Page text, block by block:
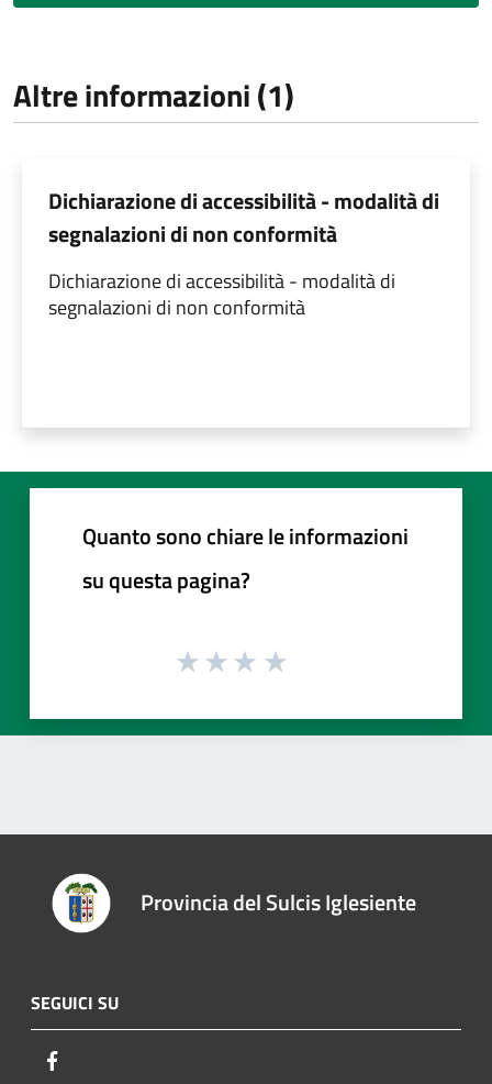
Altre informazioni (1)
Dichiarazione di accessibilità - modalità di
segnalazioni di non conformità
Dichiarazione di accessibilità - modalità di
segnalazioni di non conformità
Quanto sono chiare le informazioni
su questa pagina?
Provincia del Sulcis Iglesiente
SEGUICI SU